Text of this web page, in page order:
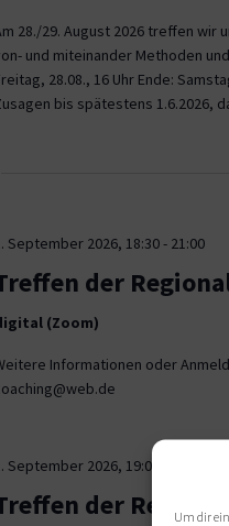
Um dir
28./29. August 2026 treffen wir
und miteinander Methoden
28.08., 16 Uhr Ende:
bis spätestens 1.6.2026,
September 2026, 18:30- 21:00
der
(Zoom)
Informationen oder
September 2026, 19:00
der